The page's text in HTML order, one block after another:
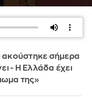
ακούστηκε σήμερα
- Η Ελλάδα έχει
της»